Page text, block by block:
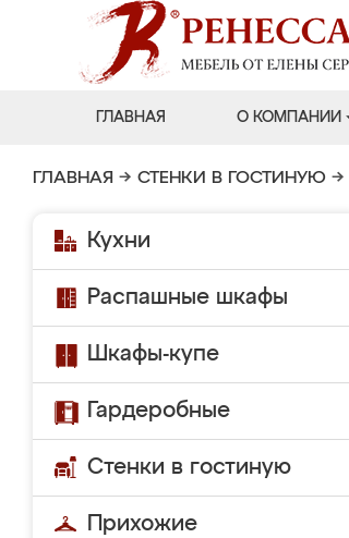
ГЛАВНАЯ О КОМПАНИИ
ГЛАВНАЯ → СТЕНКИ В ГОСТИНУЮ →
Кухни
Распашные шкафы
Шкафы-купе
Гардеробные
Стенки в гостиную
Прихожие